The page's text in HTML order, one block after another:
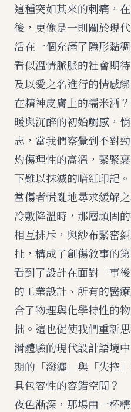
這種突如其來的刺痛，
後，更像是一則關於現
活在一個充滿了隱形黏
看似溫情脈脈的社會期
及以愛之名進行的情感
在精神皮膚上的糯米酒
暖與沉醉的初始觸感，
志，當我們察覺到不對
灼傷理性的高溫，緊緊
下難以抹滅的暗紅印記。
當傷者慌亂地尋求緩解
冷敷降溫時，那層頑固
相互排斥，與紗布緊密
扯，構成了創傷敘事的
看到了設計在面對「事
的工業設計、所有的醫
合了物理與化學特性的
拙。這也促使我們重新
滑體驗的現代設計語境
期的「潑灑」與「失控
具包容性的容錯空間？
夜色漸深，那場由一杯